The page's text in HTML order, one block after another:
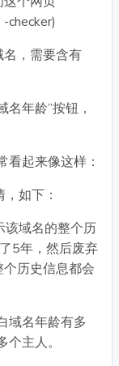
checker)
，需要含有
年龄”按钮，
起来像这样：
如下：
该域名的整个历
5年，然后废弃
历史信息都会
域名年龄有多
主人。